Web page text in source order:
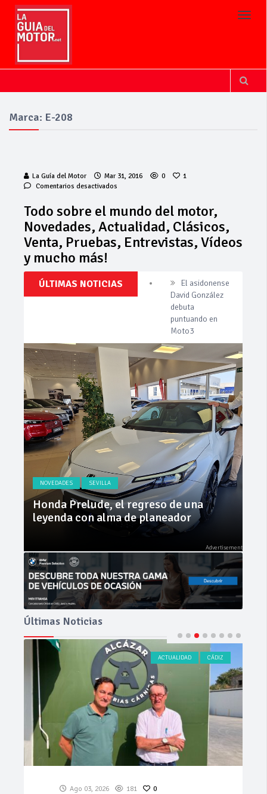
Marca: E-208
La Guía del Motor Mar 31, 2016 0
1
Comentarios desactivados
el
mundo
del
motor,
Venta,
Pruebas,
más!
Todo sobre el mundo del motor,
Novedades, Actualidad, Clásicos,
Venta, Pruebas, Entrevistas, Vídeos
y mucho más!
ÚLTIMAS NOTICIAS
Invercar
amplía su flota
de vehículos de
manos de
Cadimar
patrocinador de
la 42ª Subida a
Vejer
El asidonense
David González
debuta
puntuando en
Moto3
NOVEDADES SEVILLA
Honda Prelude, el regreso de una
leyenda con alma de planeador
Últimas Noticias
ACTUALIDAD CÁDIZ
Ago 03, 2026 181 0